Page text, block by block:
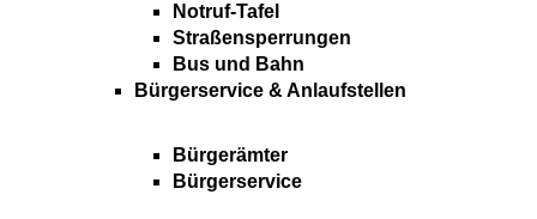
Notruf-Tafel
Straßensperrungen
Bus und Bahn
Bürgerservice & Anlaufstellen
Bürgerämter
Bürgerservice